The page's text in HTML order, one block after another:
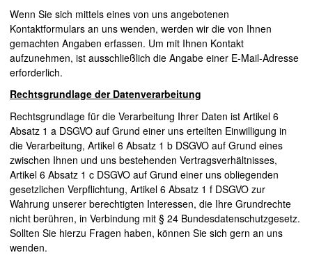
Wenn Sie sich mittels eines von uns angebotenen
Kontaktformulars an uns wenden, werden wir die von Ihnen
gemachten Angaben erfassen. Um mit Ihnen Kontakt
aufzunehmen, ist ausschließlich die Angabe einer E-Mail-Adresse
erforderlich.
Rechtsgrundlage der Datenverarbeitung
Rechtsgrundlage für die Verarbeitung Ihrer Daten ist Artikel 6
Absatz 1 a DSGVO auf Grund einer uns erteilten Einwilligung in
die Verarbeitung, Artikel 6 Absatz 1 b DSGVO auf Grund eines
zwischen Ihnen und uns bestehenden Vertragsverhältnisses,
Artikel 6 Absatz 1 c DSGVO auf Grund einer uns obliegenden
gesetzlichen Verpflichtung, Artikel 6 Absatz 1 f DSGVO zur
Wahrung unserer berechtigten Interessen, die Ihre Grundrechte
nicht berühren, in Verbindung mit § 24 Bundesdatenschutzgesetz.
Sollten Sie hierzu Fragen haben, können Sie sich gern an uns
wenden.